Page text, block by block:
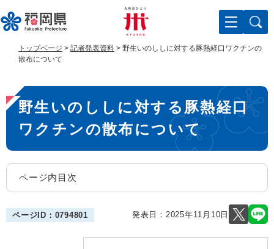
ー
ジ
す
。
ニ
ュ
し
て
へ
トップページ > 記者発表資料 > 野生いのししに対する豚熱経口ワクチンの
散布について
本
文
野生いのししに対する豚熱経口
ワクチンの散布について
ページ内目次
ページID：0794801 発表日： 2025年11月10日